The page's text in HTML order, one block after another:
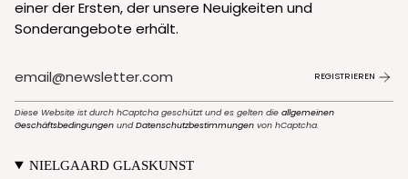
einer der Ersten, der unsere Neuigkeiten und
Sonderangebote erhält.
REGISTRIEREN
Diese Website ist durch hCaptcha geschützt und es gelten die allgemeinen
Geschäftsbedingungen undDatenschutzbestimmungen von hCaptcha.
NIELGAARD GLASKUNST